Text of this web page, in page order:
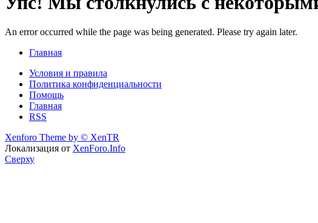
An error occurred while the page was being generated. Please try again later.
Главная
Условия и правила
Политика конфиденциальности
Помощь
Главная
RSS
Xenforo Theme by © XenTR
Локализация от XenForo.Info
Сверху